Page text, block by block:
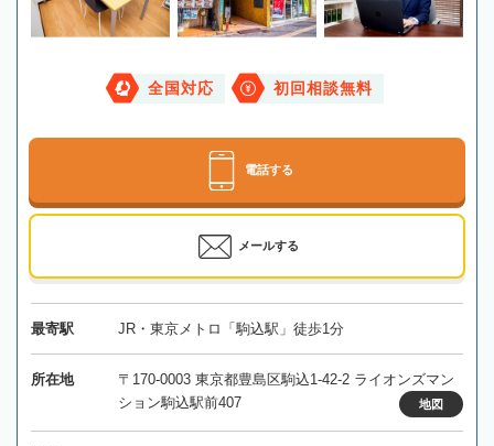
全国対応 初回相談無料
電話する
メールする
最寄駅 JR・東京メトロ「駒込駅」徒歩1分
所在地
〒170-0003 東京都豊島区駒込1-42-2 ライオンズマン
ション駒込駅前407
地図